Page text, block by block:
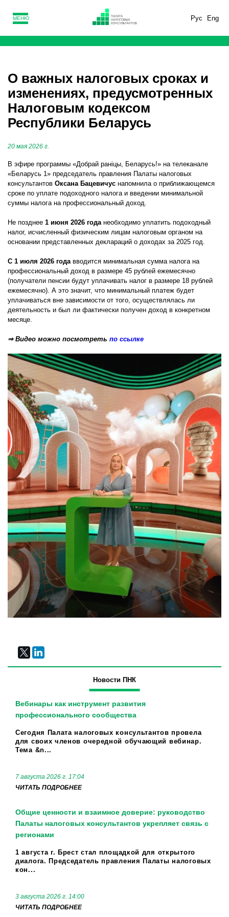
Рус Eng
МЕНЮ
О важных налоговых сроках и
изменениях, предусмотренных
Налоговым кодексом
Республики Беларусь
20 мая 2026 г.
В эфире программы «Добрай ранiцы, Беларусь!» на телеканале
«Беларусь 1» председатель правления Палаты налоговых
консультантов Оксана Бацевичус напомнила о приближающемся
сроке по уплате подоходного налога и введении минимальной
суммы налога на профессиональный доход.
Не позднее 1 июня 2026 годанеобходимо уплатить подоходный
налог, исчисленный физическим лицам налоговым органом на
основании представленных деклараций о доходах за 2025 год.
С 1 июля 2026 годавводится минимальная сумма налога на
профессиональный доход в размере 45 рублей ежемесячно
(получатели пенсии будут уплачивать налог в размере 18 рублей
ежемесячно). А это значит, что минимальный платеж будет
уплачиваться вне зависимости от того, осуществлялась ли
деятельность и был ли фактически получен доход в конкретном
месяце.
⇒ Видео можно посмотреть по ссылке
Новости ПНК
Вебинары как инструмент развития
профессионального сообщества
Сегодня Палата налоговых консультантов провела
для своих членов очередной обучающий вебинар.
Тема &n...
7 августа 2026 г. 17:04
ЧИТАТЬ ПОДРОБНЕЕ
Общие ценности и взаимное доверие: руководство
Палаты налоговых консультантов укрепляет связь с
регионами
1 августа г. Брест стал площадкой для открытого
диалога. Председатель правления Палаты налоговых
кон...
3 августа 2026 г. 14:00
ЧИТАТЬ ПОДРОБНЕЕ